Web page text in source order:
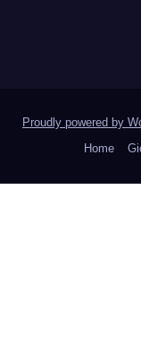
Proudly powered by
Home